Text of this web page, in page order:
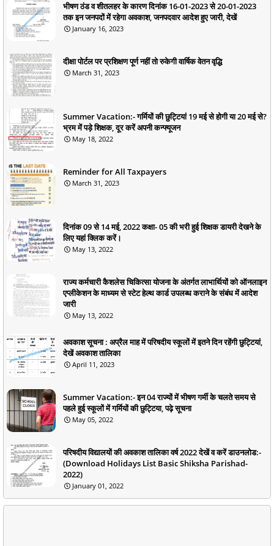
भीषण ठंड व शीतलहर के कारण दिनांक 16-01-2023 से 20-01-2023
तक इन जनपदों में रहेगा अवकाश, जनपदवार आदेश हुए जारी, देखें
January 16, 2023
दीक्षा पोर्टल पर प्रशिक्षण पूर्ण नहीं तो रुकेगी वार्षिक वेतन वृद्धि
March 31, 2023
Summer Vacation:- गर्मियों की छुट्टियां 19 मई से होगी या 20 मई से?
भ्रम में पड़े शिक्षक, दूर करें अपनी कन्फ्यूजन
May 18, 2022
Reminder for All Taxpayers
March 31, 2023
दिनांक 09 से 14 मई, 2022 कक्षा- 05 की भरी हुई शिक्षक डायरी देखने के
लिए यहां क्लिक करें।
May 13, 2022
राज्य कर्मचारी कैशलेस चिकित्सा योजना के अंतर्गत लाभार्थियों को ऑनलाइन
एप्लीकेशन के माध्यम से स्टेट हेल्थ कार्ड उपलब्ध कराने के संबंध में आदेश
जारी
May 13, 2022
अवकाश सूचना : अप्रैल माह में परिषदीय स्कूलों में इतने दिन रहेंगी छुट्टियां,
देखें अवकाश तालिका
April 11, 2023
Summer Vacation:- इन 04 राज्यों में भीषण गर्मी के चलते समय से
पहले हुई स्कूलों में गर्मियों की छुट्टिया, पढ़े सूचना
May 05, 2022
परिषदीय विद्यालयों की अवकाश तालिका वर्ष 2022 देखें व करें डाउनलोड:-
(Download Holidays List Basic Shiksha Parishad-
2022)
January 01, 2022